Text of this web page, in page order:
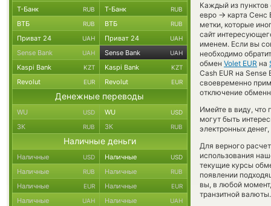
Каждый из пунктов
евро → карта Сенс
метки, которые
сайт
именем. Если вы
необходимо
обмен Volet EUR на
Cash EUR на
своевременно
отключение
Имейте в виду, что
могут быть
электронных
Для верного
использования
текущие курсы
появлении
вы, в любой
транзитной валюты.
Т-Банк RUB Т-Банк RUB
ВТБ RUB ВТБ RUB
Приват 24 UAH Приват 24 UAH
Sense Bank UAH Sense Bank UAH
Kaspi Bank KZT Kaspi Bank KZT
Revolut EUR Revolut EUR
Денежные переводы
WU USD WU USD
ЗК RUB ЗК RUB
Наличные деньги
Наличные USD Наличные USD
Наличные RUB Наличные RUB
Наличные EUR Наличные EUR
Наличные UAH Наличные UAH